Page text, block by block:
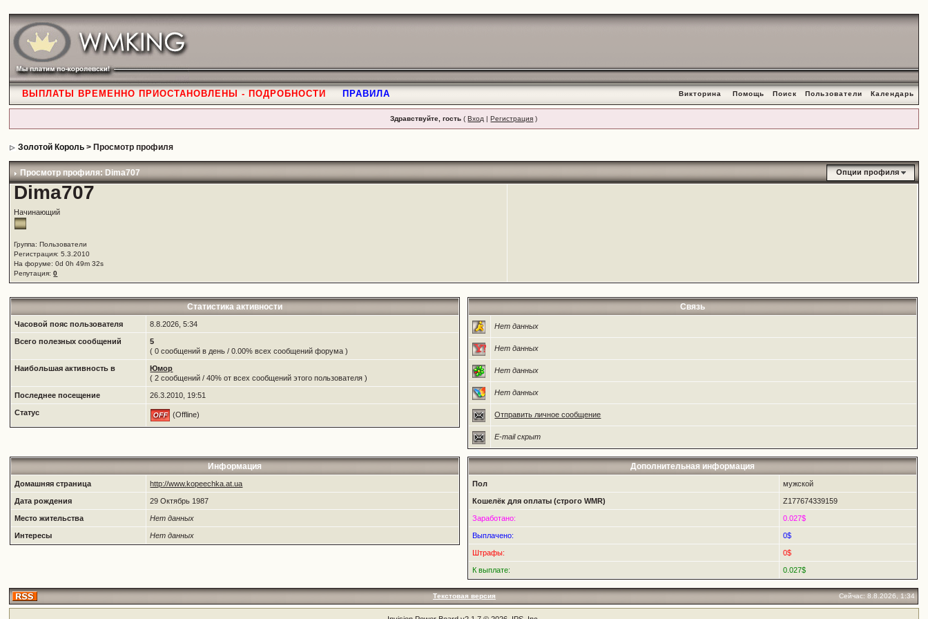
ВЫПЛАТЫ ВРЕМЕННО ПРИОСТАНОВЛЕНЫ - ПОДРОБНОСТИ ПРАВИЛА Викторина Помощь Поиск Пользователи Календарь
Здравствуйте, гость (Вход |Регистрация )
Золотой Король > Просмотр профиля
Просмотр профиля: Dima707 Опции профиля
Dima707
Начинающий
Группа: Пользователи
Регистрация: 5.3.2010
На форуме: 0d 0h 49m 32s
Репутация:0
Статистика активности
Часовой пояс пользователя 8.8.2026, 5:34
Всего полезных сообщений
5
( 0 сообщений в день / 0.00% всех сообщений форума )
Наибольшая активность в
Юмор
( 2 сообщений / 40% от всех сообщений этого пользователя )
Последнее посещение 26.3.2010, 19:51
Статус (Offline)
Связь
Нет данных
Нет данных
Нет данных
Нет данных
Отправить личное сообщение
E-mail скрыт
Информация
Домашняя страница http://www.kopeechka.at.ua
Дата рождения 29 Октябрь 1987
Место жительства Нет данных
Интересы Нет данных
Дополнительная информация
Пол мужской
Кошелёк для оплаты (строго WMR) Z177674339159
Заработано: 0.027$
Выплачено: 0$
Штрафы: 0$
К выплате: 0.027$
Текстовая версия Сейчас: 8.8.2026, 1:34